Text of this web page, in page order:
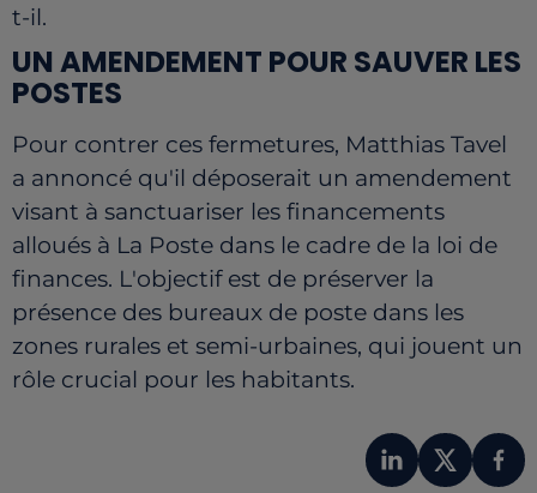
t-il.
UN AMENDEMENT POUR SAUVER LES
POSTES
Pour contrer ces fermetures, Matthias Tavel
a annoncé qu'il déposerait un amendement
visant à sanctuariser les financements
alloués à La Poste dans le cadre de la loi de
finances. L'objectif est de préserver la
présence des bureaux de poste dans les
zones rurales et semi-urbaines, qui jouent un
rôle crucial pour les habitants.